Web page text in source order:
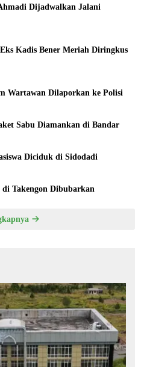
Dijadwalkan Jalani
Kadis Bener Meriah Diringkus
Wartawan Dilaporkan ke Polisi
Sabu Diamankan di Bandar
Diciduk di Sidodadi
di Takengon Dibubarkan